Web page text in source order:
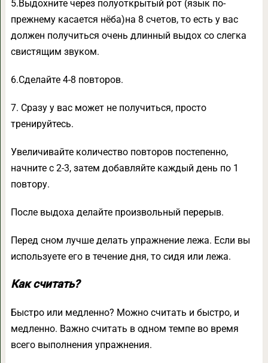
5.Выдохните через полуоткрытый рот (язык по-
прежнему касается нёба)на 8 счетов, то есть у вас
должен получиться очень длинный выдох со слегка
свистящим звуком.
6.Сделайте 4-8 повторов.
7. Сразу у вас может не получиться, просто
тренируйтесь.
Увеличивайте количество повторов постепенно,
начните с 2-3, затем добавляйте каждый день по 1
повтору.
После выдоха делайте произвольный перерыв.
Перед сном лучше делать упражнение лежа. Если вы
используете его в течение дня, то сидя или лежа.
Как считать?
Быстро или медленно? Можно считать и быстро, и
медленно. Важно считать в одном темпе во время
всего выполнения упражнения.